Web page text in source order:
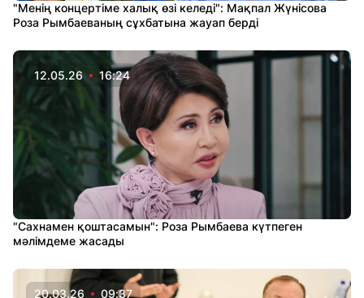
"Менің концертіме халық өзі келеді": Мақпал Жүнісова
Роза Рымбаеваның сұхбатына жауап берді
12.05.26 16:24
"Сахнамен қоштасамын": Роза Рымбаева күтпеген
мәлімдеме жасады
20.03.26 09:37